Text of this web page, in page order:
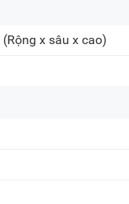
(Rộng x sâu x cao)